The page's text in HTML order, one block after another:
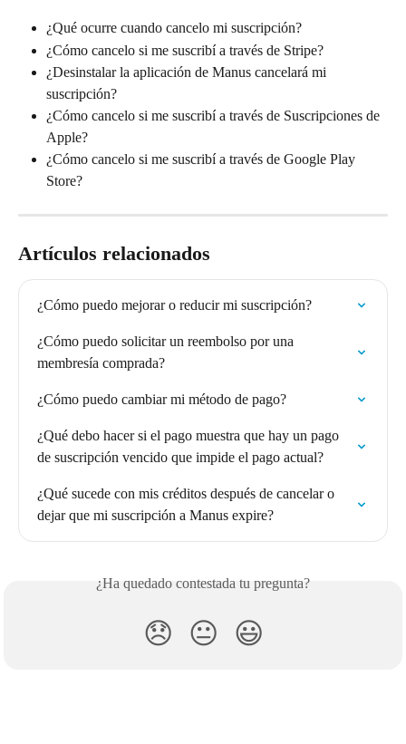
¿Qué ocurre cuando cancelo mi suscripción?
¿Cómo cancelo si me suscribí a través de Stripe?
¿Desinstalar la aplicación de Manus cancelará mi
suscripción?
¿Cómo cancelo si me suscribí a través de Suscripciones de
Apple?
¿Cómo cancelo si me suscribí a través de Google Play
Store?
Artículos relacionados
¿Cómo puedo mejorar o reducir mi suscripción?
¿Cómo puedo solicitar un reembolso por una
membresía comprada?
¿Cómo puedo cambiar mi método de pago?
¿Qué debo hacer si el pago muestra que hay un pago
de suscripción vencido que impide el pago actual?
¿Qué sucede con mis créditos después de cancelar o
dejar que mi suscripción a Manus expire?
¿Ha quedado contestada tu pregunta?
😞 😐 😃